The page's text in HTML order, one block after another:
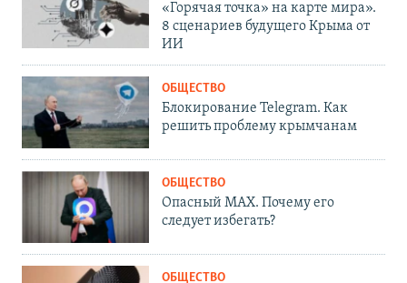
«Горячая точка» на карте мира».
8 сценариев будущего Крыма от
ИИ
ОБЩЕСТВО
Блокирование Telegram. Как
решить проблему крымчанам
ОБЩЕСТВО
Опасный MAX. Почему его
следует избегать?
ОБЩЕСТВО